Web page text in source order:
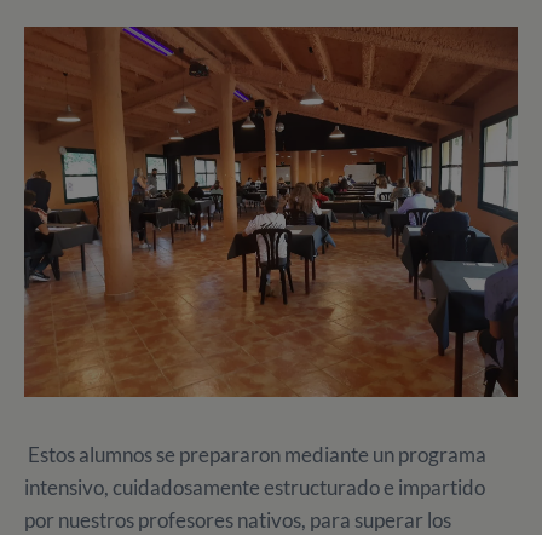
Estos alumnos se prepararon mediante un programa
intensivo, cuidadosamente estructurado e impartido
por nuestros profesores nativos, para superar los